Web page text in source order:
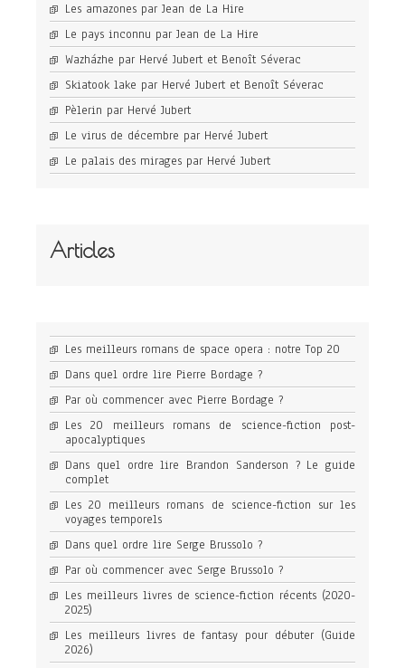
Les amazones par Jean de La Hire
Le pays inconnu par Jean de La Hire
Wazházhe par Hervé Jubert et Benoît Séverac
Skiatook lake par Hervé Jubert et Benoît Séverac
Pèlerin par Hervé Jubert
Le virus de décembre par Hervé Jubert
Le palais des mirages par Hervé Jubert
Articles
Les meilleurs romans de space opera : notre Top 20
Dans quel ordre lire Pierre Bordage ?
Par où commencer avec Pierre Bordage ?
Les 20 meilleurs romans de science-fiction post-
apocalyptiques
Dans quel ordre lire Brandon Sanderson ? Le guide
complet
Les 20 meilleurs romans de science-fiction sur les
voyages temporels
Dans quel ordre lire Serge Brussolo ?
Par où commencer avec Serge Brussolo ?
Les meilleurs livres de science-fiction récents (2020-
2025)
Les meilleurs livres de fantasy pour débuter (Guide
2026)